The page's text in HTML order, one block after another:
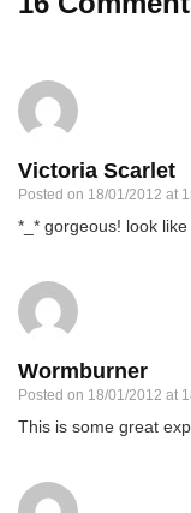
Victoria Scarlet
Posted on 18/01/2012 at
*_* gorgeous! look
Wormburner
Posted on 18/01/2012 at
This is some great